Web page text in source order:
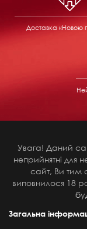
Доставка «Новою
Увага! Даний
неприйнятні для
сайт, Ви тим
виповнилося 18
Загальна